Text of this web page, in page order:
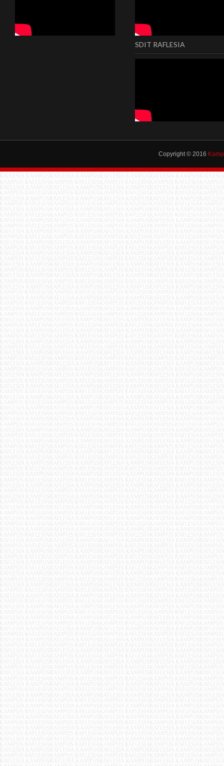
SDIT RAFLESIA
Copyright © 2016